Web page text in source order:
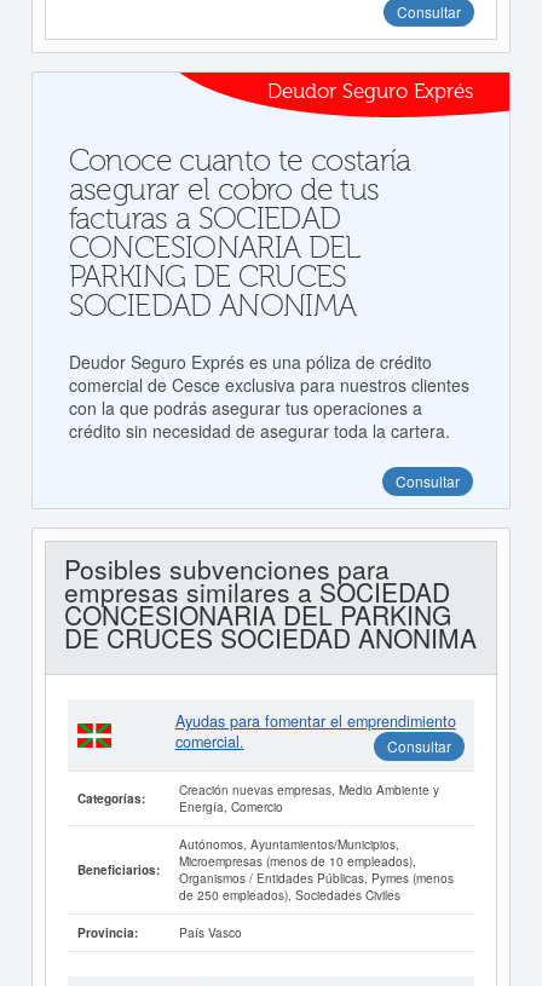
Consultar
Deudor Seguro Exprés
Conoce cuanto te costaría
asegurar el cobro de tus
facturas a SOCIEDAD
CONCESIONARIA DEL
PARKING DE CRUCES
SOCIEDAD ANONIMA
Deudor Seguro Exprés es una póliza de crédito
comercial de Cesce exclusiva para nuestros clientes
con la que podrás asegurar tus operaciones a
crédito sin necesidad de asegurar toda la cartera.
Consultar
Posibles subvenciones para
empresas similares a SOCIEDAD
CONCESIONARIA DEL PARKING
DE CRUCES SOCIEDAD ANONIMA
Ayudas para fomentar el emprendimiento
comercial.
Consultar
Categorías:
Creación nuevas empresas, Medio Ambiente y
Energía, Comercio
Beneficiarios:
Autónomos, Ayuntamientos/Municipios,
Microempresas (menos de 10 empleados),
Organismos / Entidades Públicas, Pymes (menos
de 250 empleados), Sociedades Civiles
Provincia: País Vasco